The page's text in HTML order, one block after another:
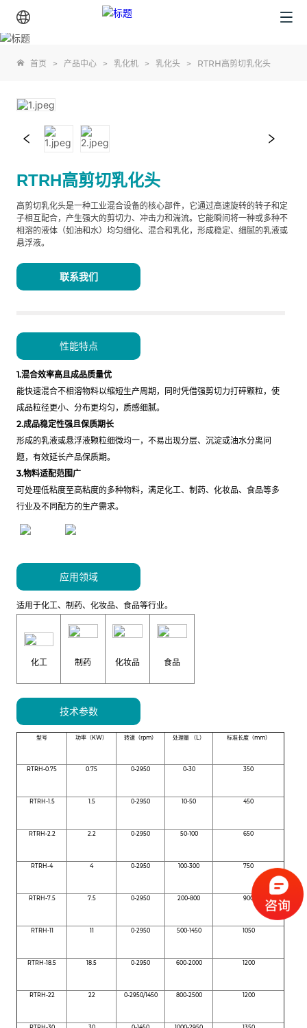
首页 > 产品中心 > 乳化机 > 乳化头 > RTRH高剪切乳化头
RTRH高剪切乳化头
高剪切乳化头是一种工业混合设备的核心部件，它通过高速旋转的转子和定
子相互配合，产生强大的剪切力、冲击力和湍流。它能瞬间将一种或多种不
相溶的液体（如油和水）均匀细化、混合和乳化，形成稳定、细腻的乳液或
悬浮液。
联系我们
性能特点
1.混合效率高且成品质量优
能快速混合不相溶物料以缩短生产周期，同时凭借强剪切力打碎颗粒，使
成品粒径更小、分布更均匀，质感细腻。
2.成品稳定性强且保质期长
形成的乳液或悬浮液颗粒细微均一，不易出现分层、沉淀或油水分离问
题，有效延长产品保质期。
3.物料适配范围广
可处理低粘度至高粘度的多种物料，满足化工、制药、化妆品、食品等多
行业及不同配方的生产需求。
应用领域
适用于化工、制药、化妆品、食品等行业。
化工 制药 化妆品 食品
技术参数
型号 功率（KW） 转速（rpm） 处理量 （L） 标准长度（mm）
RTRH-0.75 0.75 0-2950 0-30 350
RTRH-1.5 1.5 0-2950 10-50 450
RTRH-2.2 2.2 0-2950 50-100 650
RTRH-4 4 0-2950 100-300 750
RTRH-7.5 7.5 0-2950 200-800 900
RTRH-11 11 0-2950 500-1450 1050
RTRH-18.5 18.5 0-2950 600-2000 1200
RTRH-22 22 0-2950/1450 800-2500 1200